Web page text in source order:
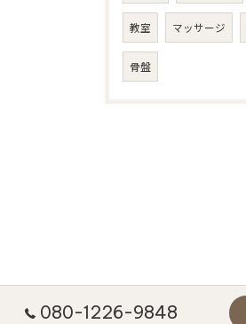
教室 マッサージ
骨盤
080-1226-9848